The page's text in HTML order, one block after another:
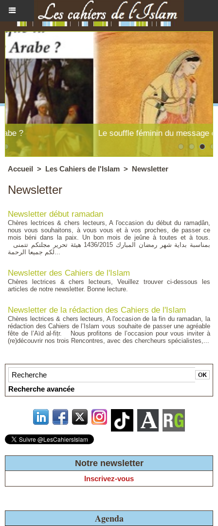
Le souffle féminin du message coranique
Accueil > Les Cahiers de l'Islam > Newsletter
Newsletter
Newsletter début ramadan
Chères lectrices & chers lecteurs, A l'occasion du début du ramaḍân,
nous vous souhaitons, à vous vous et à vos proches, de passer ce
mois béni dans la paix. Un bon mois de jeûne à toutes et à tous.
لكم جميعا الرحمة...
Newsletter des Cahiers de l'Islam
Chères lectrices & chers lecteurs, Veuillez trouver ci-dessous les
articles de notre newsletter. Bonne lecture.
Newsletter de la rédaction des Cahiers de l'Islam
Chères lectrices & chers lecteurs, A l'occasion de la fin du ramadan, la
rédaction des Cahiers de l’Islam vous souhaite de passer une agréable
fête de l’Aïd al-fiṭr. Nous profitons de l’occasion pour vous inviter à
(re)découvrir nos trois Rencontres, avec des chercheurs spécialistes,...
Recherche avancée
Notre newsletter
Inscrivez-vous
Agenda